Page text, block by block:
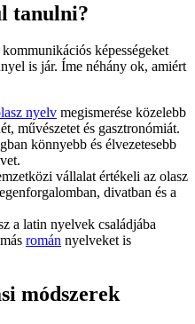
tanulni?
képességeket
is jár. Íme néhány ok, amiért
nyelv megismerése közelebb
művészetet és gasztronómiát.
könnyebb és élvezetesebb
vállalat értékeli az olasz
divatban és a
a latin nyelvek családjába
román nyelveket is
módszerek